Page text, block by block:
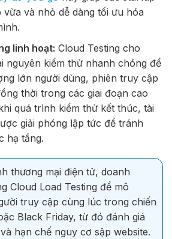
vừa và nhỏ dễ dàng tối ưu hóa
linh hoạt: Cloud Testing cho
nguyên kiểm thử nhanh chóng để
lớn người dùng, phiên truy cập
thời trong các giai đoạn cao
quá trình kiểm thử kết thúc, tài
giải phóng lập tức để tránh
hạ tầng.
thương mại điện tử, doanh
Cloud Load Testing để mô
truy cập cùng lúc trong chiến
Black Friday, từ đó đánh giá
hạn chế nguy cơ sập website.